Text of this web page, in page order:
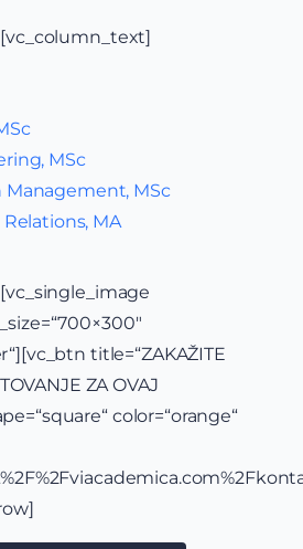
MSc
Management, MSc
MA
title=“ZAKAŽITE
ZA OVAJ
color=“orange“